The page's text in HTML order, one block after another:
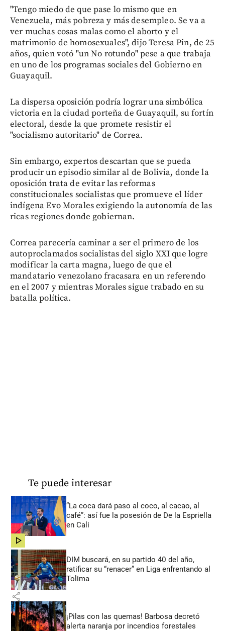
"Tengo miedo de que pase lo mismo que en
Venezuela, más pobreza y más desempleo. Se va a
ver muchas cosas malas como el aborto y el
matrimonio de homosexuales", dijo Teresa Pin, de 25
años, quien votó "un No rotundo" pese a que trabaja
en uno de los programas sociales del Gobierno en
Guayaquil.
La dispersa oposición podría lograr una simbólica
victoria en la ciudad porteña de Guayaquil, su fortín
electoral, desde la que promete resistir el
"socialismo autoritario" de Correa.
Sin embargo, expertos descartan que se pueda
producir un episodio similar al de Bolivia, donde la
oposición trata de evitar las reformas
constitucionales socialistas que promueve el líder
indígena Evo Morales exigiendo la autonomía de las
ricas regiones donde gobiernan.
Correa parecería caminar a ser el primero de los
autoproclamados socialistas del siglo XXI que logre
modificar la carta magna, luego de que el
mandatario venezolano fracasara en un referendo
en el 2007 y mientras Morales sigue trabado en su
batalla política.
Te puede interesar
“La coca dará paso al coco, al cacao, al
café”: así fue la posesión de De la Espriella
en Cali
share
DIM buscará, en su partido 40 del año,
ratificar su “renacer” en Liga enfrentando al
Tolima
share
¡Pilas con las quemas! Barbosa decretó
alerta naranja por incendios forestales